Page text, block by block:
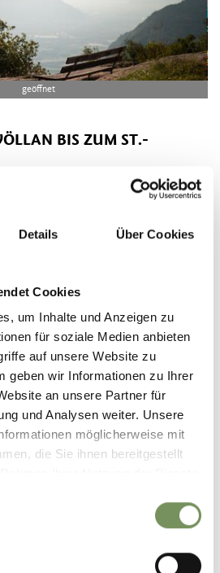
Details Über Cookies
Cookies
um Inhalte und Anzeigen zu
für soziale Medien anbieten
auf unsere Website zu
geben wir Informationen zu Ihrer
an unsere Partner für
und Analysen weiter. Unsere
möglicherweise mit
die Sie ihnen bereitgestellt
geöffnet
BIS ZUM ST.-
Lana über Völlan zum Völlaner Badl und
AB LANA